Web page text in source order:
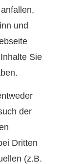
und
Sie
der
Dritten
(z.B.